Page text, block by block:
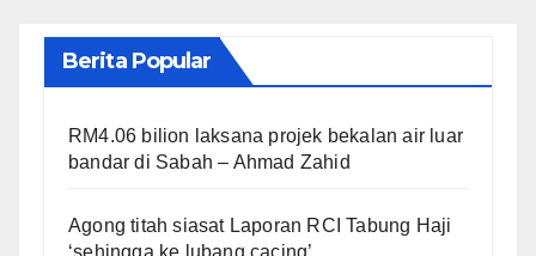
Berita Popular
RM4.06 bilion laksana projek bekalan air luar
bandar di Sabah – Ahmad Zahid
Agong titah siasat Laporan RCI Tabung Haji